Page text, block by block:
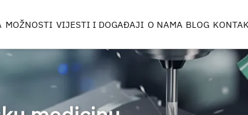
SPORTSKA MEDICINSKA
INSTRUMENTA
MOŽNOSTI VIJESTI I DOGAĐAJI O NAMA BLOG